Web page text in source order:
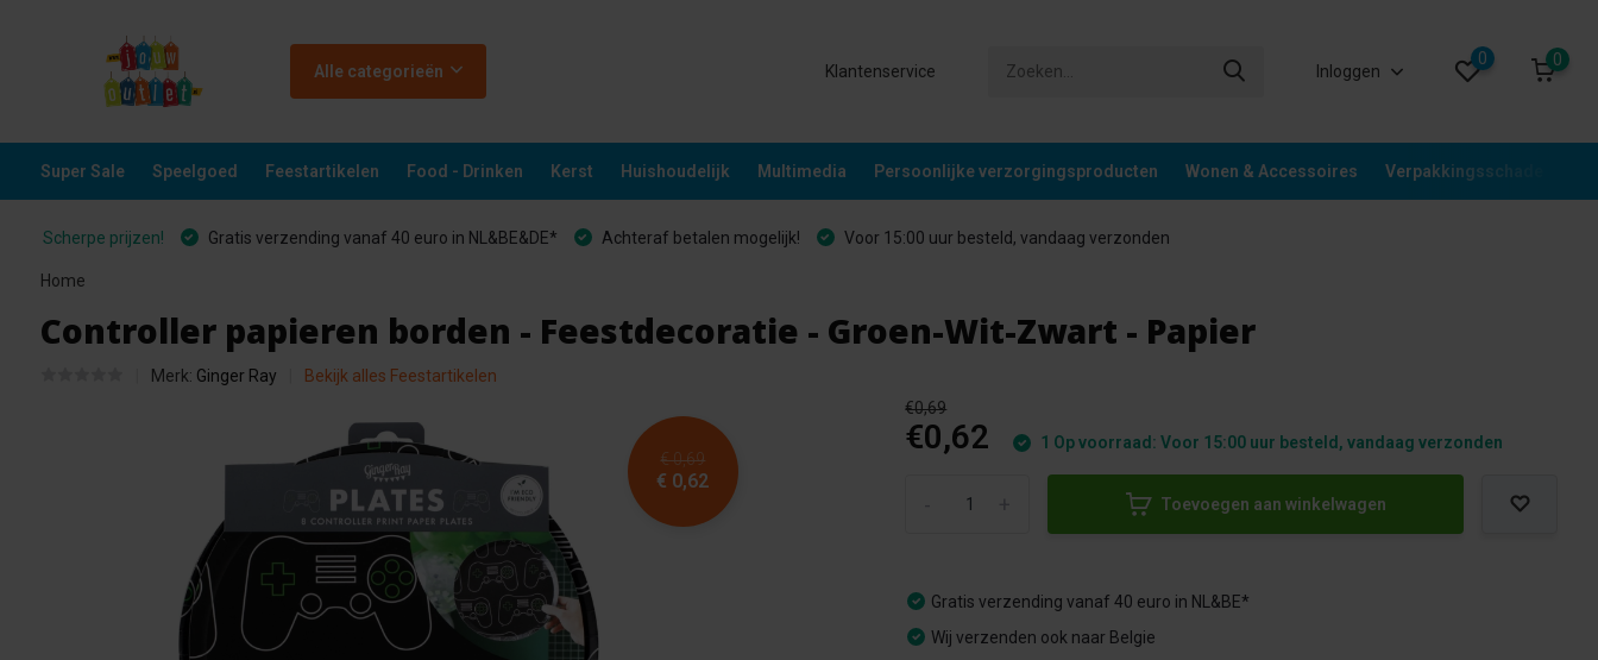
Alle categorieën Klantenservice Inloggen
0 0
Super Sale Speelgoed Feestartikelen Food - Drinken Kerst Huishoudelijk Multimedia Persoonlijke verzorgingsproducten Wonen & Accessoires Verpakkingsschade
Scherpe prijzen! Gratis verzending vanaf 40 euro in NL&BE&DE* Achteraf betalen mogelijk! Voor 15:00 uur besteld, vandaag verzonden
Home
Controller papieren borden - Feestdecoratie - Groen-Wit-Zwart - Papier
Merk: Ginger Ray Bekijk alles Feestartikelen
€ 0,69
€ 0,62
€0,69
€0,62 1 Op voorraad: Voor 15:00 uur besteld, vandaag verzonden
Toevoegen aan winkelwagen
Gratis verzending vanaf 40 euro in NL&BE*
Wij verzenden ook naar Belgie